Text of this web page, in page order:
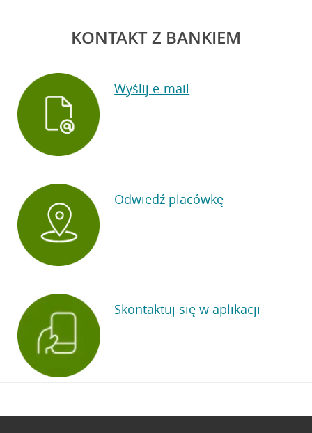
KONTAKT Z BANKIEM
Wyślij e-mail
Odwiedź placówkę
Skontaktuj się w aplikacji